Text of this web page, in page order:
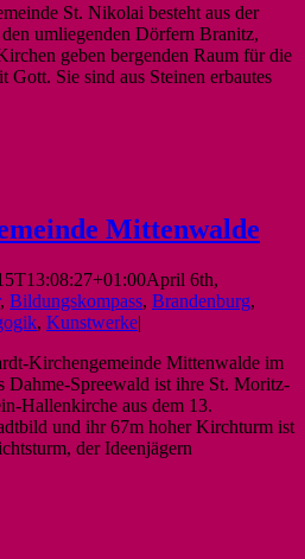
St. Nikolai besteht aus der
umliegenden Dörfern Branitz,
geben bergenden Raum für die
Gott. Sie sind aus Steinen erbautes
Mittenwalde
April 6th,
, Bildungskompass, Brandenburg,
, Kunstwerke|
Kirchengemeinde Mittenwalde im
Dahme-Spreewald ist ihre St. Moritz-
Hallenkirche aus dem 13.
und ihr 67m hoher Kirchturm ist
der Ideenjägern